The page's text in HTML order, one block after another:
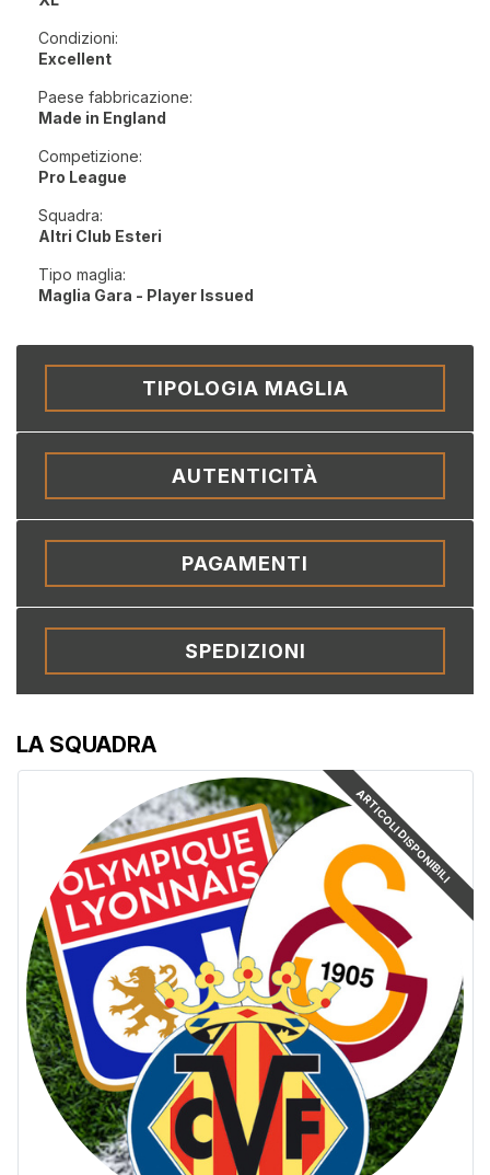
LA SQUADRA
ARTICOLI DISPONIBILI
Condizioni:
Excellent
Paese fabbricazione:
Made in England
Competizione:
Pro League
Squadra:
Altri Club Esteri
Tipo maglia:
Maglia Gara - Player Issued
TIPOLOGIA MAGLIA
AUTENTICITÀ
PAGAMENTI
SPEDIZIONI